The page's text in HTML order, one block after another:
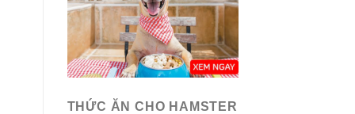
THỨC ĂN CHO HAMSTER